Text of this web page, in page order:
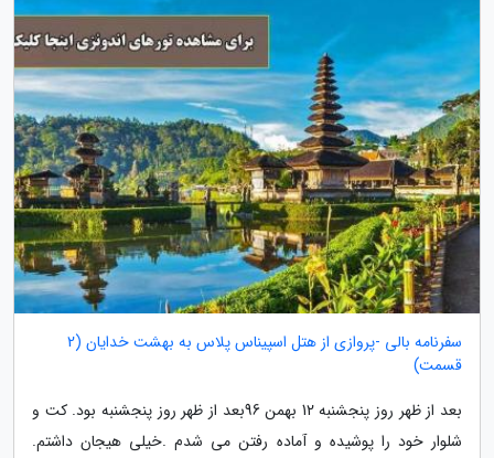
سفرنامه بالی -پروازی از هتل اسپیناس پلاس به بهشت خدایان (2
قسمت)
بعد از ظهر روز پنجشنبه 12 بهمن 96بعد از ظهر روز پنجشنبه بود. کت و
شلوار خود را پوشیده و آماده رفتن می شدم .خیلی هیجان داشتم.